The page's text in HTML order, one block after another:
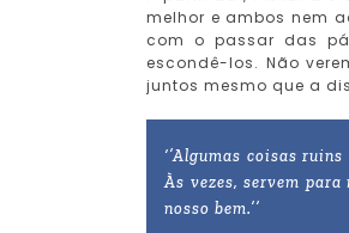
melhor e ambos nem
com o passar das
escondê-los. Não
juntos mesmo que a
‘’Algumas coisas
Às vezes, servem
nosso bem.’’